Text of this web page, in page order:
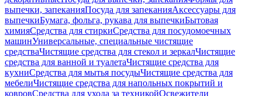
выпечки, запеканияПосуда для запеканияАксессуары для
выпечкиБумага, фольга, рукава для выпечкиБытовая
химияСредства для стиркиСредства для посудомоечных
машинУниверсальные, специальные чистящие
средстваЧистящие средства для стекол и зеркалЧистящие
средства для ванной и туалетаЧистящие средства для
кухниСредства для мытья посудыЧистящие средства для
мебелиЧистящие средства для напольных покрытий и
ковровСредства для ухода за техникойОсвежители